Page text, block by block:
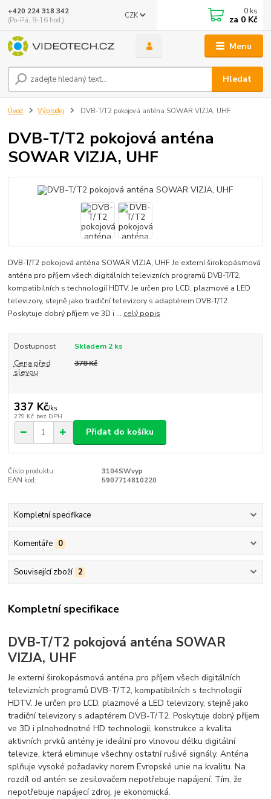
Menu
CZK
Hledat
+420 224 318 342
(Po-Pá, 9-16 hod.)
0 ks
za 0 Kč
Úvod Výprodej DVB-T/T2 pokojová anténa SOWAR VIZJA, UHF
DVB-T/T2 pokojová anténa
SOWAR VIZJA, UHF
DVB-T/T2 pokojová anténa SOWAR VIZJA, UHF Je externí širokopásmová
anténa pro příjem všech digitálních televizních programů DVB-T/T2,
kompatibilních s technologií HDTV. Je určen pro LCD, plazmové a LED
televizory, stejně jako tradiční televizory s adaptérem DVB-T/T2.
Poskytuje dobrý příjem ve 3D i ... celý popis
Dostupnost
Skladem 2 ks
Cena před
slevou
378 Kč
337 Kč/ks
279 Kč bez DPH
Přidat do košíku
Číslo produktu:
3104SWvyp
EAN kód:
5907714810220
Kompletní specifikace
Komentáře 0
Související zboží 2
Kompletní specifikace
DVB-T/T2 pokojová anténa SOWAR
VIZJA, UHF
Je externí širokopásmová anténa pro příjem všech digitálních
televizních programů DVB-T/T2, kompatibilních s technologií
HDTV. Je určen pro LCD, plazmové a LED televizory, stejně jako
tradiční televizory s adaptérem DVB-T/T2. Poskytuje dobrý příjem
ve 3D i plnohodnotné HD technologii, konstrukce a kvalita
aktivních prvků antény je ideální pro vlnovou délku digitální
televize, která eliminuje všechny ostatní rušivé signály. Anténa
splňuje vysoké požadavky norem Evropské unie na kvalitu. Na
rozdíl od antén se zesilovačem nepotřebuje napájení. Tím, že
nepotřebuje napájecí zdroj, je ekonomická.